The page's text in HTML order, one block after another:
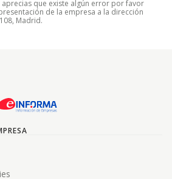
aprecias que existe algún error por favor
de la empresa a la dirección
Madrid.